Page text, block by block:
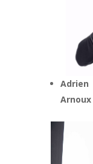
Adrien
Arnoux